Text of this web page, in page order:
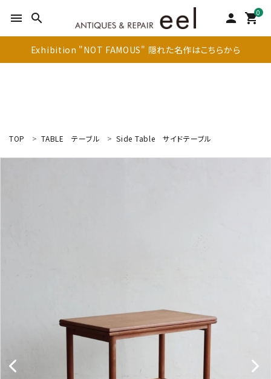
menu search person 0
shopping_cart
Exhibition "NOT FAMOUS" 隠れた名作はこちらから
TOP TABLE テーブル Side Table サイドテーブル